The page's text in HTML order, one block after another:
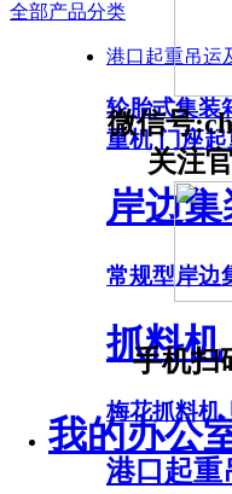
微信号
关注
手机扫
我的办公
全部产品分类
港口起重吊运
轮胎式集装
重机 门座
岸边
常规型岸边
抓料机
梅花抓料机
港口起重